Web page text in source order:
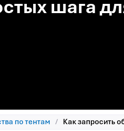
шага
по тентам / Как запросить